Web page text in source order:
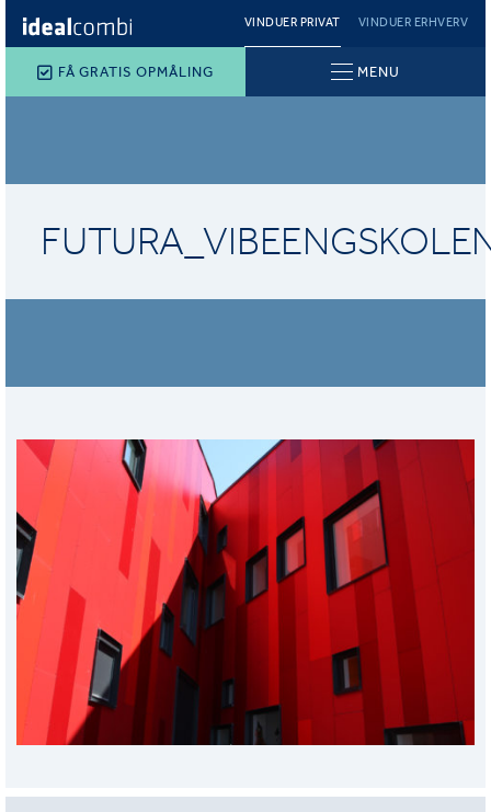
VINDUER PRIVAT VINDUER ERHVERV
FÅ GRATIS OPMÅLING MENU